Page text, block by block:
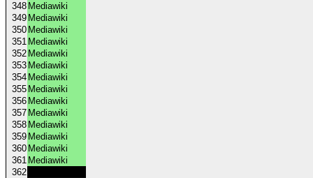
348 Mediawiki
349 Mediawiki
350 Mediawiki
351 Mediawiki
352 Mediawiki
353 Mediawiki
354 Mediawiki
355 Mediawiki
356 Mediawiki
357 Mediawiki
358 Mediawiki
359 Mediawiki
360 Mediawiki
361 Mediawiki
362